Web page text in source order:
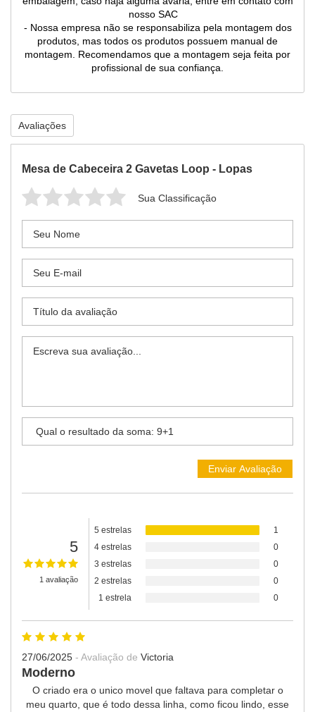
nosso SAC
- Nossa empresa não se responsabiliza pela montagem dos
produtos, mas todos os produtos possuem manual de
montagem. Recomendamos que a montagem seja feita por
profissional de sua confiança.
Avaliações
Mesa de Cabeceira 2 Gavetas Loop - Lopas
Sua Classificação
5
1 avaliação
5 estrelas
1
4 estrelas
0
3 estrelas
0
2 estrelas
0
1 estrela
0
27/06/2025 - Avaliação de Victoria
Moderno
O criado era o unico movel que faltava para completar o
meu quarto, que é todo dessa linha, como ficou lindo, esse